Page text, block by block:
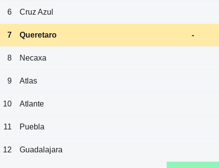
6 Cruz Azul
7 Queretaro -
8 Necaxa
9 Atlas
10 Atlante
11 Puebla
12 Guadalajara